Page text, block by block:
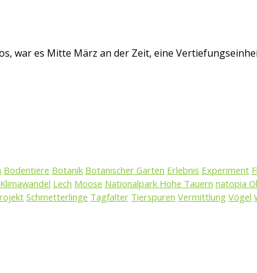
war es Mitte März an der Zeit, eine
Bodentiere Botanik Botanischer Garten Erlebnis Experiment
Klimawandel Lech Moose Nationalpark Hohe Tauern natopia
Schmetterlinge Tagfalter Tierspuren Vermittlung Vögel